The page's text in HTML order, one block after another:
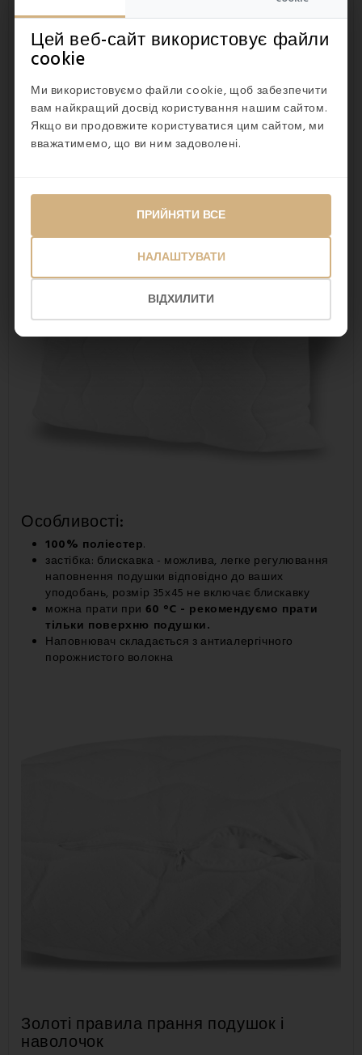
Цей веб-сайт використовує файли
cookie
Ми використовуємо файли cookie, щоб забезпечити
вам найкращий досвід користування нашим сайтом.
Якщо ви продовжите користуватися цим сайтом, ми
вважатимемо, що ви ним задоволені.
ВІДХИЛИТИ
НАЛАШТУВАТИ
ПРИЙНЯТИ ВСЕ
Переваги подушки Ekonomik EMI:
легкість у використанні
підходить для алергіків та астматиків
антибактеріальні та протигрибкові властивості
можна прати -ми рекомендуємо прати тільки
поверхню подушки.
Забезпечує комфортний сон
Особливості:
100% поліестер.
застібка: блискавка - можлива, легке регулювання
наповнення подушки відповідно до ваших
уподобань, розмір 35х45 не включає блискавку
можна прати при 60 °C - рекомендуємо прати
тільки поверхню подушки.
Наповнювач складається з антиалергічного
порожнистого волокна
Золоті правила прання подушок і
наволочок